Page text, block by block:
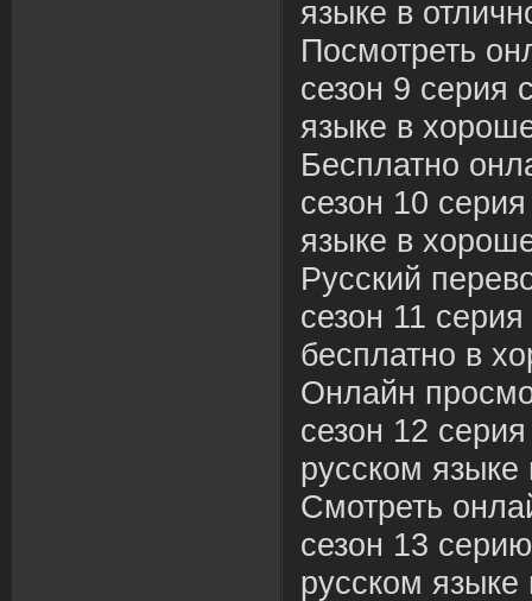
языке в
Посмотреть
сезон 9 серия
языке в
Бесплатно
сезон 10
языке в
Русский
сезон 11
бесплатно в
Онлайн
сезон 12
русском
Смотреть
сезон 13
русском